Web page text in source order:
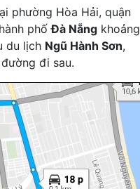
phường Hòa Hải, quận
phốĐà Nẵng khoảng
du lịch Ngũ Hành Sơn,
đi sau.